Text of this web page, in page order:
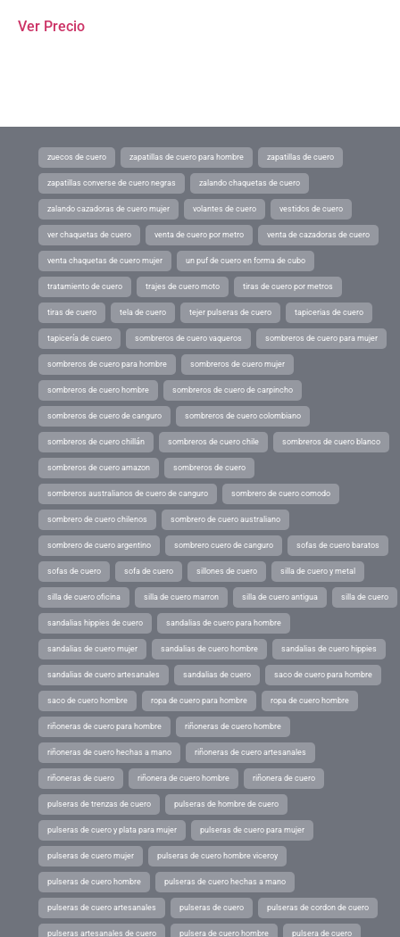
Ver Precio
zuecos de cuero zapatillas de cuero para hombre zapatillas de cuero
zapatillas converse de cuero negras zalando chaquetas de cuero
zalando cazadoras de cuero mujer volantes de cuero vestidos de cuero
ver chaquetas de cuero venta de cuero por metro venta de cazadoras de cuero
venta chaquetas de cuero mujer un puf de cuero en forma de cubo
tratamiento de cuero trajes de cuero moto tiras de cuero por metros
tiras de cuero tela de cuero tejer pulseras de cuero tapicerias de cuero
tapicería de cuero sombreros de cuero vaqueros sombreros de cuero para mujer
sombreros de cuero para hombre sombreros de cuero mujer
sombreros de cuero hombre sombreros de cuero de carpincho
sombreros de cuero de canguro sombreros de cuero colombiano
sombreros de cuero chillán sombreros de cuero chile sombreros de cuero blanco
sombreros de cuero amazon sombreros de cuero
sombreros australianos de cuero de canguro sombrero de cuero comodo
sombrero de cuero chilenos sombrero de cuero australiano
sombrero de cuero argentino sombrero cuero de canguro sofas de cuero baratos
sofas de cuero sofa de cuero sillones de cuero silla de cuero y metal
silla de cuero oficina silla de cuero marron silla de cuero antigua silla de cuero
sandalias hippies de cuero sandalias de cuero para hombre
sandalias de cuero mujer sandalias de cuero hombre sandalias de cuero hippies
sandalias de cuero artesanales sandalias de cuero saco de cuero para hombre
saco de cuero hombre ropa de cuero para hombre ropa de cuero hombre
riñoneras de cuero para hombre riñoneras de cuero hombre
riñoneras de cuero hechas a mano riñoneras de cuero artesanales
riñoneras de cuero riñonera de cuero hombre riñonera de cuero
pulseras de trenzas de cuero pulseras de hombre de cuero
pulseras de cuero y plata para mujer pulseras de cuero para mujer
pulseras de cuero mujer pulseras de cuero hombre viceroy
pulseras de cuero hombre pulseras de cuero hechas a mano
pulseras de cuero artesanales pulseras de cuero pulseras de cordon de cuero
pulseras artesanales de cuero pulsera de cuero hombre pulsera de cuero